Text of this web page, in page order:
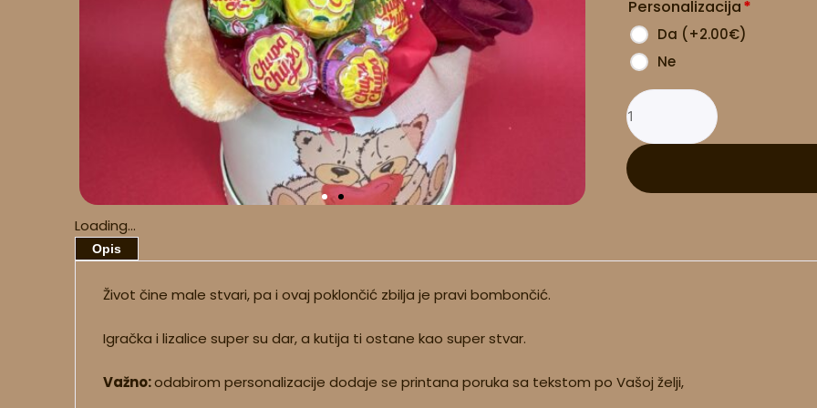
Personalizacija*
Da (+2.00€)
Ne
Loading...
Opis
Život čine male stvari, pa i ovaj poklončić zbilja je pravi bombončić.
Igračka i lizalice super su dar, a kutija ti ostane kao super stvar.
Važno:odabirom personalizacije dodaje se printana poruka sa tekstom po Vašoj želji,